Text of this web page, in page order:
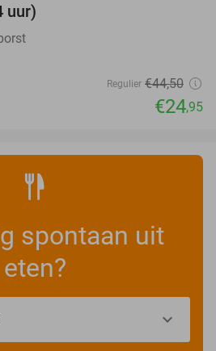
uur)
Regulier €44,50
€24,95
spontaan uit
eten?